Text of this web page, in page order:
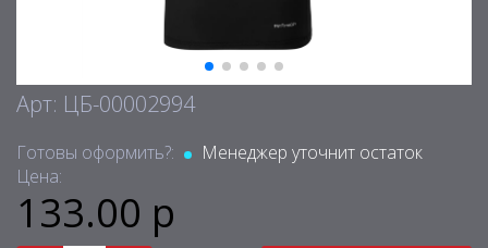
Арт: ЦБ-00002994
Готовы оформить?:
Менеджер уточнит остаток
Цена:
133.00 р